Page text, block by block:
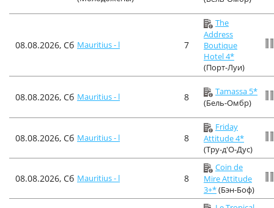
08.08.2026, Сб Mauritius - l 7
The
Address
Boutique
Hotel 4*
(Порт-Луи)
08.08.2026, Сб Mauritius - l 8
Tamassa 5*
(Бель-Омбр)
08.08.2026, Сб Mauritius - l 8
Friday
Attitude 4*
(Тру-д'О-Дус)
08.08.2026, Сб Mauritius - l 8
Coin de
Mire Attitude
3+*(Бэн-Боф)